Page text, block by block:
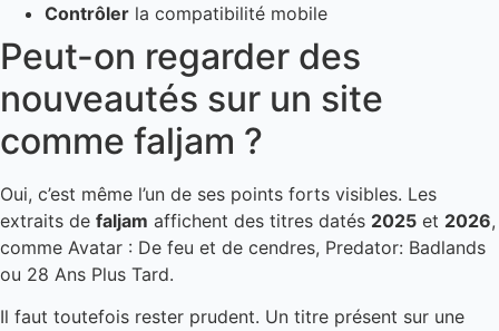
Contrôler la compatibilité mobile
Peut-on regarder des
nouveautés sur un site
comme faljam ?
Oui, c’est même l’un de ses points forts visibles. Les
extraits de faljam affichent des titres datés 2025 et 2026,
comme Avatar : De feu et de cendres, Predator: Badlands
ou 28 Ans Plus Tard.
Il faut toutefois rester prudent. Un titre présent sur une